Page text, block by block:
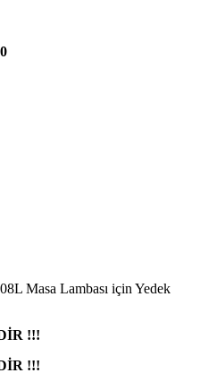
Masa Lambası için Yedek
!!!
!!!